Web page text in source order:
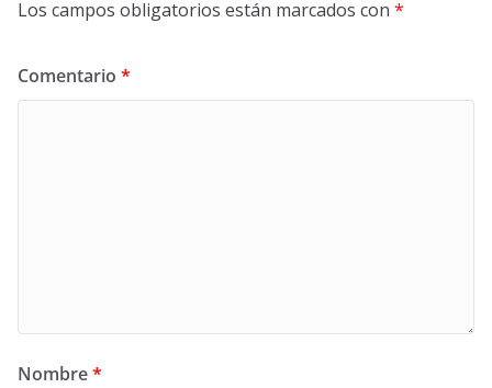
Los campos obligatorios están marcados con *
Comentario *
Nombre*